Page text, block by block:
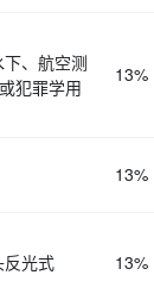
、航空测
犯罪学用
13%
13%
反光式
13%